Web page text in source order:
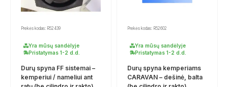
Prekės kodas: R52439
Yra mūsų sandėlyje
Pristatymas 1-2 d.d.
Durų spyna FF sistemai –
kemperiui / nameliui ant
Prekės kodas: R52602
Yra mūsų sandėlyje
Pristatymas 1-2 d.d.
Durų spyna kemperiams
CARAVAN – dešinė, balta